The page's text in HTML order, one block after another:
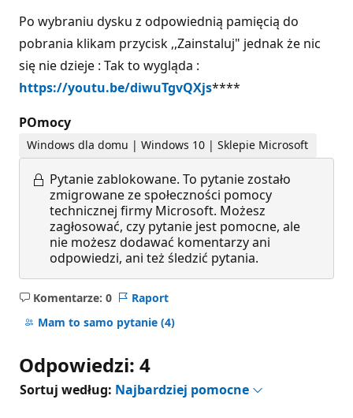
Po wybraniu dysku z odpowiednią pamięcią do
pobrania klikam przycisk ,,Zainstaluj" jednak że nic
się nie dzieje : Tak to wygląda :
https://youtu.be/diwuTgvQXjs****
POmocy
Windows dla domu | Windows 10 | Sklepie Microsoft
Pytanie zablokowane. To pytanie zostało
zmigrowane ze społeczności pomocy
technicznej firmy Microsoft. Możesz
zagłosować, czy pytanie jest pomocne, ale
nie możesz dodawać komentarzy ani
odpowiedzi, ani też śledzić pytania.
Komentarze: 0
Brak
komentarzy
Raport
Mam to samo pytanie (4)
Odpowiedzi: 4
Sortuj według: Najbardziej pomocne